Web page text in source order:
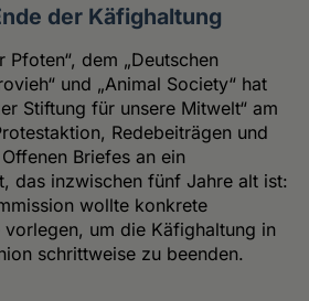
der Käfighaltung
Pfoten“, dem „Deutschen
und „Animal Society“ hat
Stiftung für unsere Mitwelt“ am
Redebeiträgen und
Briefes an ein
das inzwischen fünf Jahre alt ist:
wollte konkrete
vorlegen, um die Käfighaltung in
schrittweise zu beenden.